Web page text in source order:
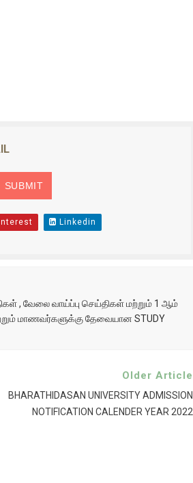
Linkedin
, வேலை வாய்ப்பு செய்திகள் மற்றும் 1 ஆம்
மாணவர்களுக்கு தேவையான STUDY
Older Article
BHARATHIDASAN UNIVERSITY ADMISSION
NOTIFICATION CALENDER YEAR 2022